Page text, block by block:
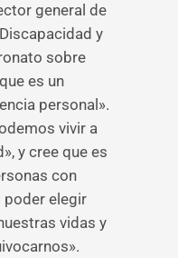
general de
y
sobre
es un
personal».
vivir a
y cree que es
con
elegir
vidas y